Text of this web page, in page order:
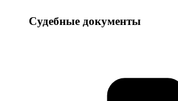
Судебные
Судебные документы